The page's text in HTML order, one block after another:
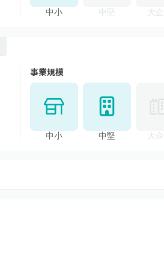
中小 中堅 大
事業規模
中小 中堅 大